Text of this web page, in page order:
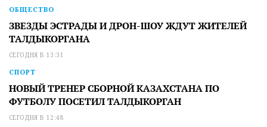
ОБЩЕСТВО
ЗВЕЗДЫ ЭСТРАДЫ И ДРОН-ШОУ ЖДУТ ЖИТЕЛЕЙ
ТАЛДЫКОРГАНА
СЕГОДНЯ В 13:31
СПОРТ
НОВЫЙ ТРЕНЕР СБОРНОЙ КАЗАХСТАНА ПО
ФУТБОЛУ ПОСЕТИЛ ТАЛДЫКОРГАН
СЕГОДНЯ В 12:48